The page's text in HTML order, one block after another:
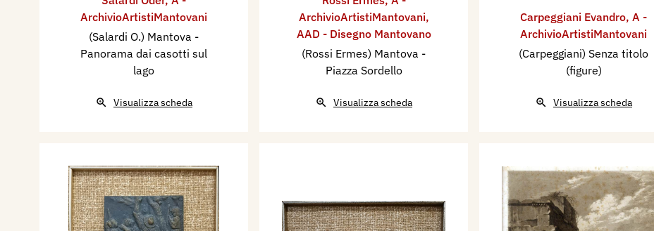
ArchivioArtistiMantovani
(Salardi O.) Mantova -
Panorama dai casotti sul
lago
Visualizza scheda
ArchivioArtistiMantovani,
AAD - Disegno Mantovano
(Rossi Ermes) Mantova -
Piazza Sordello
Visualizza scheda
Carpeggiani Evandro, A -
ArchivioArtistiMantovani
(Carpeggiani) Senza titolo
(figure)
Visualizza scheda